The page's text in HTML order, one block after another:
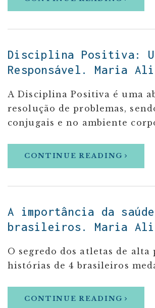
Disciplina Positiva:
Responsável. Maria
A Disciplina Positiva é uma
resolução de problemas,
conjugais e no ambiente
CONTINUE READING
A importância da
brasileiros. Maria
O segredo dos atletas de
histórias de 4 brasileiros
CONTINUE READING